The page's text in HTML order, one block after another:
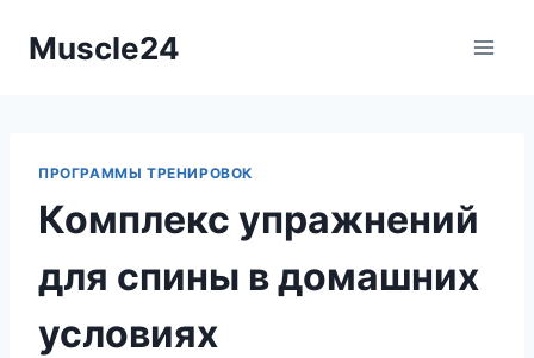
Muscle24
ПРОГРАММЫ ТРЕНИРОВОК
Комплекс упражнений
для спины в домашних
условиях